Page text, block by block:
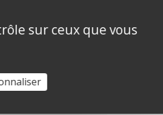
sur ceux que vous